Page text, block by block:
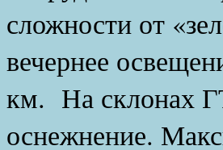
сложности от
вечернее
км. На склонах
оснежнение.